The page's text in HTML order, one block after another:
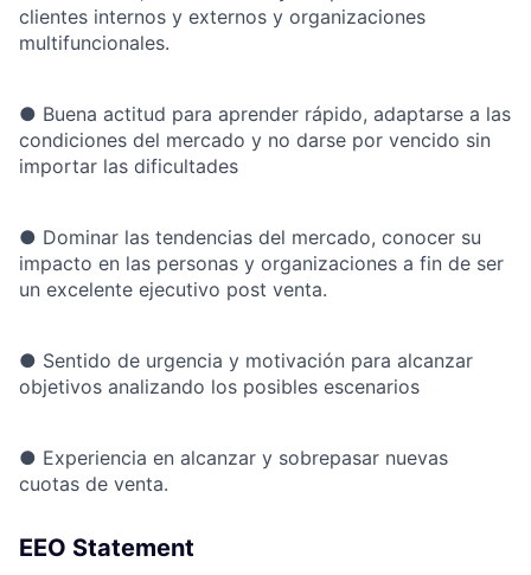
clientes internos y externos y organizaciones
multifuncionales.
● Buena actitud para aprender rápido, adaptarse a las
condiciones del mercado y no darse por vencido sin
importar las dificultades
● Dominar las tendencias del mercado, conocer su
impacto en las personas y organizaciones a fin de ser
un excelente ejecutivo post venta.
● Sentido de urgencia y motivación para alcanzar
objetivos analizando los posibles escenarios
● Experiencia en alcanzar y sobrepasar nuevas
cuotas de venta.
EEO Statement